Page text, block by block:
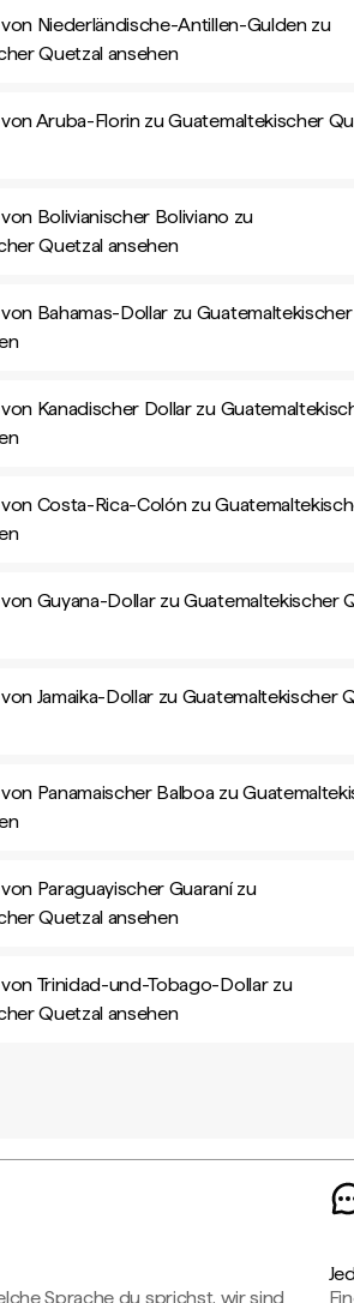
Niederländische-Antillen-Gulden zu
Quetzal ansehen
Aruba-Florin zu Guatemaltekischer
Bolivianischer Boliviano zu
Quetzal ansehen
Bahamas-Dollar zu Guatemaltekischer
Kanadischer Dollar zu
Costa-Rica-Colón zu
Guyana-Dollar zu Guatemaltekischer
Jamaika-Dollar zu Guatemaltekischer
Panamaischer Balboa zu
Paraguayischer Guaraní zu
Quetzal ansehen
Trinidad-und-Tobago-Dollar zu
Quetzal ansehen
Sprache du sprichst, wir sind